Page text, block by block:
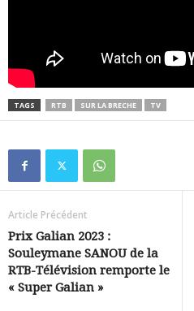
TAGS RTB SUR LA BRECHE TV
Article Précédent
Prix Galian 2023 :
Souleymane SANOU de la
RTB-Télévision remporte le
« Super Galian »